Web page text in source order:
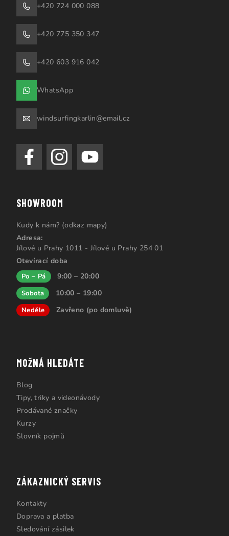
+420 724 000 088
+420 775 350 347
+420 603 916 042
WhatsApp
windsurfingkarlin@email.cz
SHOWROOM
Kudy k nám? (odkaz mapy)
Adresa:
Jílové u Prahy 1011 - Jílové u Prahy 254 01
Otevírací doba
Po – Pá 9:00 – 20:00
Sobota 10:00 – 19:00
Neděle Zavřeno (po domluvě)
MOŽNÁ HLEDÁTE
Blog
Tipy, triky a videonávody
Prodávané značky
Kurzy
Slovník pojmů
ZÁKAZNICKÝ SERVIS
Kontakty
Doprava a platba
Sledování zásilek